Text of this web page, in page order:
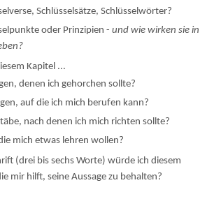
Schlüsselsätze, Schlüsselwörter?
oder Prinzipien -und wie wirken sie in
Kapitel ...
denen ich gehorchen sollte?
auf die ich mich berufen kann?
nach denen ich mich richten sollte?
mich etwas lehren wollen?
(drei bis sechs Worte) würde ich diesem
mir hilft, seine Aussage zu behalten?